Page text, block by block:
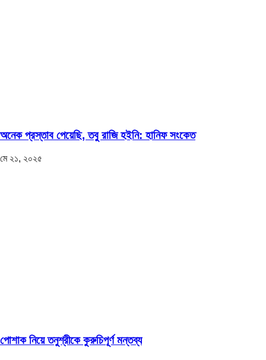
অনেক প্রস্তাব পেয়েছি, তবু রাজি হইনি: হানিফ সংকেত
মে ২১, ২০২৫
পোশাক নিয়ে তনুশ্রীকে কুরুচিপূর্ণ মন্তব্য